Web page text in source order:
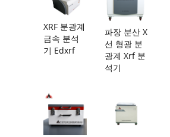
XRF 분광계
금속 분석
기 Edxrf
파장 분산 X
선 형광 분
광계 Xrf 분
석기